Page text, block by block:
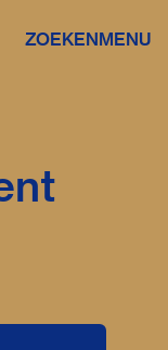
ZOEKENMENU